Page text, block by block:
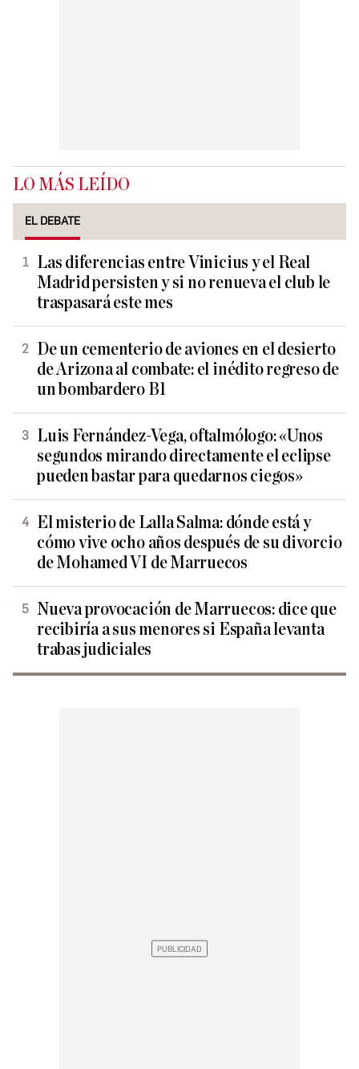
LO MÁS LEÍDO
EL DEBATE
Las diferencias entre Vinicius y el Real
Madrid persisten y si no renueva el club le
traspasará este mes
De un cementerio de aviones en el desierto
de Arizona al combate: el inédito regreso de
un bombardero B1
Luis Fernández-Vega, oftalmólogo: «Unos
segundos mirando directamente el eclipse
pueden bastar para quedarnos ciegos»
El misterio de Lalla Salma: dónde está y
cómo vive ocho años después de su divorcio
de Mohamed VI de Marruecos
Nueva provocación de Marruecos: dice que
recibiría a sus menores si España levanta
trabas judiciales